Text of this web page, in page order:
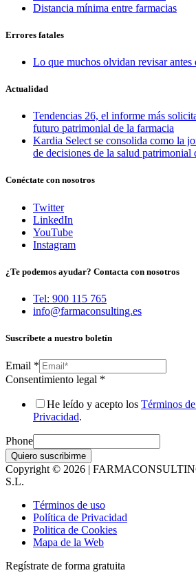
Distancia mínima entre farmacias
Errores fatales
Lo que muchos olvidan revisar antes
Actualidad
Tendencias 26, el informe más
futuro patrimonial de la farmacia
Kardia Select se consolida como la
de decisiones de la salud patrimonial
Conéctate con nosotros
Twitter
LinkedIn
YouTube
Instagram
¿Te podemos ayudar? Contacta con nosotros
Tel: 900 115 765
info@farmaconsulting.es
Suscríbete a nuestro boletín
Email *
Consentimiento legal *
He leído y acepto los Términos
Privacidad.
Phone
Quiero suscribirme
Copyright © 2026 |
S.L.
Términos de uso
Política de Privacidad
Politica de Cookies
Mapa de la Web
Regístrate de forma gratuita